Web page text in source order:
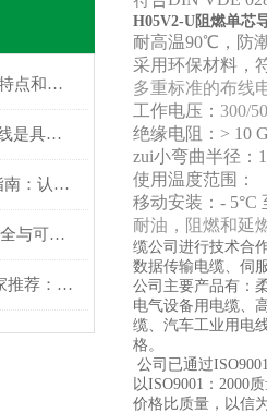
铝膜屏蔽仪表电缆具备的特点和使用注意点
UL3289耐高温XLPE电子线是具有出色性能的电线材料
变压器SIS电缆选购避坑指南：认准安耐特，拒绝绝缘层开裂与老化隐患
如何确保XHHW电缆的安全与可靠性？
IEC电力电缆质量好的厂家推荐：从资质、服务与案例深度评测
H05V2-U阻燃单芯
耐高温90℃，防
采用环保材料，
多重标准的布线
工作电压： 300/
绝缘电阻：> 10
zui小弯曲半径：
使用温度范围：
移动安装：- 5°C
耐油，阻燃和延
缆公司进行技术合
数据传输电缆、伺
公司主要产品有：
电气设备用电缆、
缆、汽车工业用电
格。
公司已通过
以ISO9001：2000
价格比质量，以信